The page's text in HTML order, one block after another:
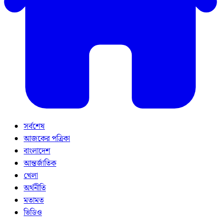
সর্বশেষ
আজকের পত্রিকা
বাংলাদেশ
আন্তর্জাতিক
খেলা
অর্থনীতি
মতামত
ভিডিও